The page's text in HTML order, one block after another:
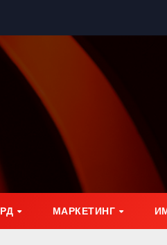
МАРКЕТИНГ